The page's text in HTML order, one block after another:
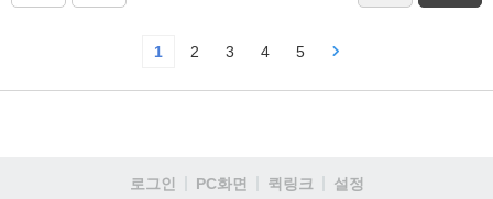
1 2 3 4 5
로그인 PC화면 퀵링크 설정